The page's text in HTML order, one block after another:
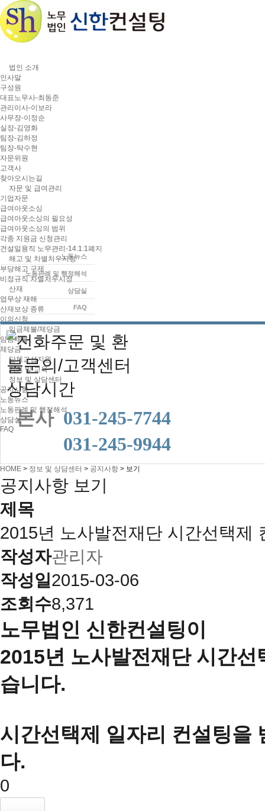
법인 소개
인사말
구성원
대표노무사-최동준
관리이사-이보라
사무장-이정순
실장-김영화
팀장-김하정
팀장-탁수현
자문위원
고객사
찾아오시는길
자문 및 급여관리
기업자문
급여아웃소싱
급여아웃소싱의 필요성
급여아웃소싱의 범위
각종 지원금 신청관리
건설일용직 노무관리-14.1.1폐지
해고 및 차별처우시정
부당해고 구제
비정규직 차별처우시정
산재
업무상 재해
산재보상 종류
이의신청
임금체불/체당금
임금체불
체당금
단체교섭지원
강의 및 교육
정보 및 상담센터
공지사항
노동뉴스
노동판례 및 행정해석
상담실
FAQ
정보 및 상담센터
공지사항
노동뉴스
노동판례 및 행정해석
상담실
FAQ
본사 031-245-7744
031-245-9944
HOME > 정보 및 상담센터 > 공지사항 > 보기
공지사항 보기
제목
2015년 노사발전재단 시간선택제
작성자관리자
작성일2015-03-06
조회수8,371
노무법인 신한컨설팅이
2015년 노사발전재단 시간
습니다.
시간선택제 일자리 컨설팅을
다.
0